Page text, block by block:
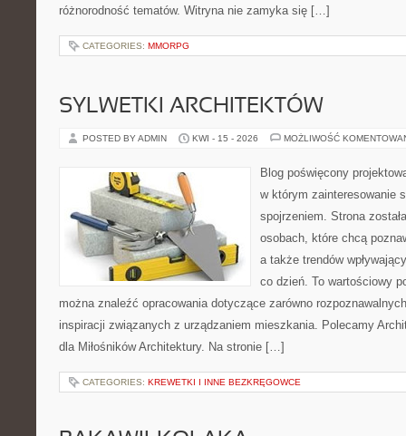
różnorodność tematów. Witryna nie zamyka się […]
CATEGORIES: MMORPG
SYLWETKI ARCHITEKTÓW
POSTED BY ADMIN KWI - 15 - 2026 MOŻLIWOŚĆ
Blog poświęcony
w którym zainteresowanie
spojrzeniem. Strona
osobach, które chcą
a także trendów
co dzień. To wartościowy
można znaleźć opracowania dotyczące zarówno
inspiracji związanych z urządzaniem mieszkania. Polecamy
dla Miłośników Architektury. Na stronie […]
CATEGORIES: KREWETKI I INNE BEZKRĘGOWCE